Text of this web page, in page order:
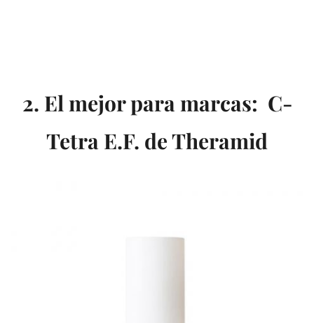
2. El mejor para marcas: C-
Tetra E.F. de Theramid